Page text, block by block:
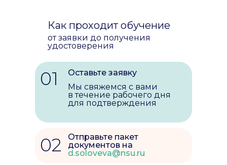
Как проходит обучение
01
от заявки до получения
удостоверения
Мы свяжемся с вами
в течение рабочего дня
для подтверждения
Оставьте заявку
02
Отправьте пакет
документов на
d.soloveva@nsu.ru